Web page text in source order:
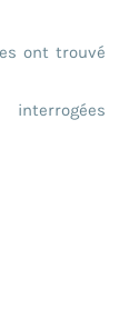
ont trouvé